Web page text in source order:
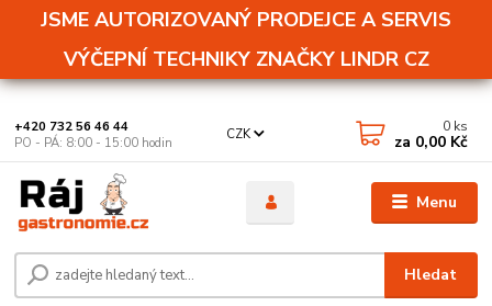
JSME AUTORIZOVANÝ PRODEJCE A SERVIS
VÝČEPNÍ TECHNIKY ZNAČKY LINDR CZ
Menu
CZK
Hledat
+420 732 56 46 44
PO - PÁ: 8:00 - 15:00 hodin
0 ks
za 0,00 Kč